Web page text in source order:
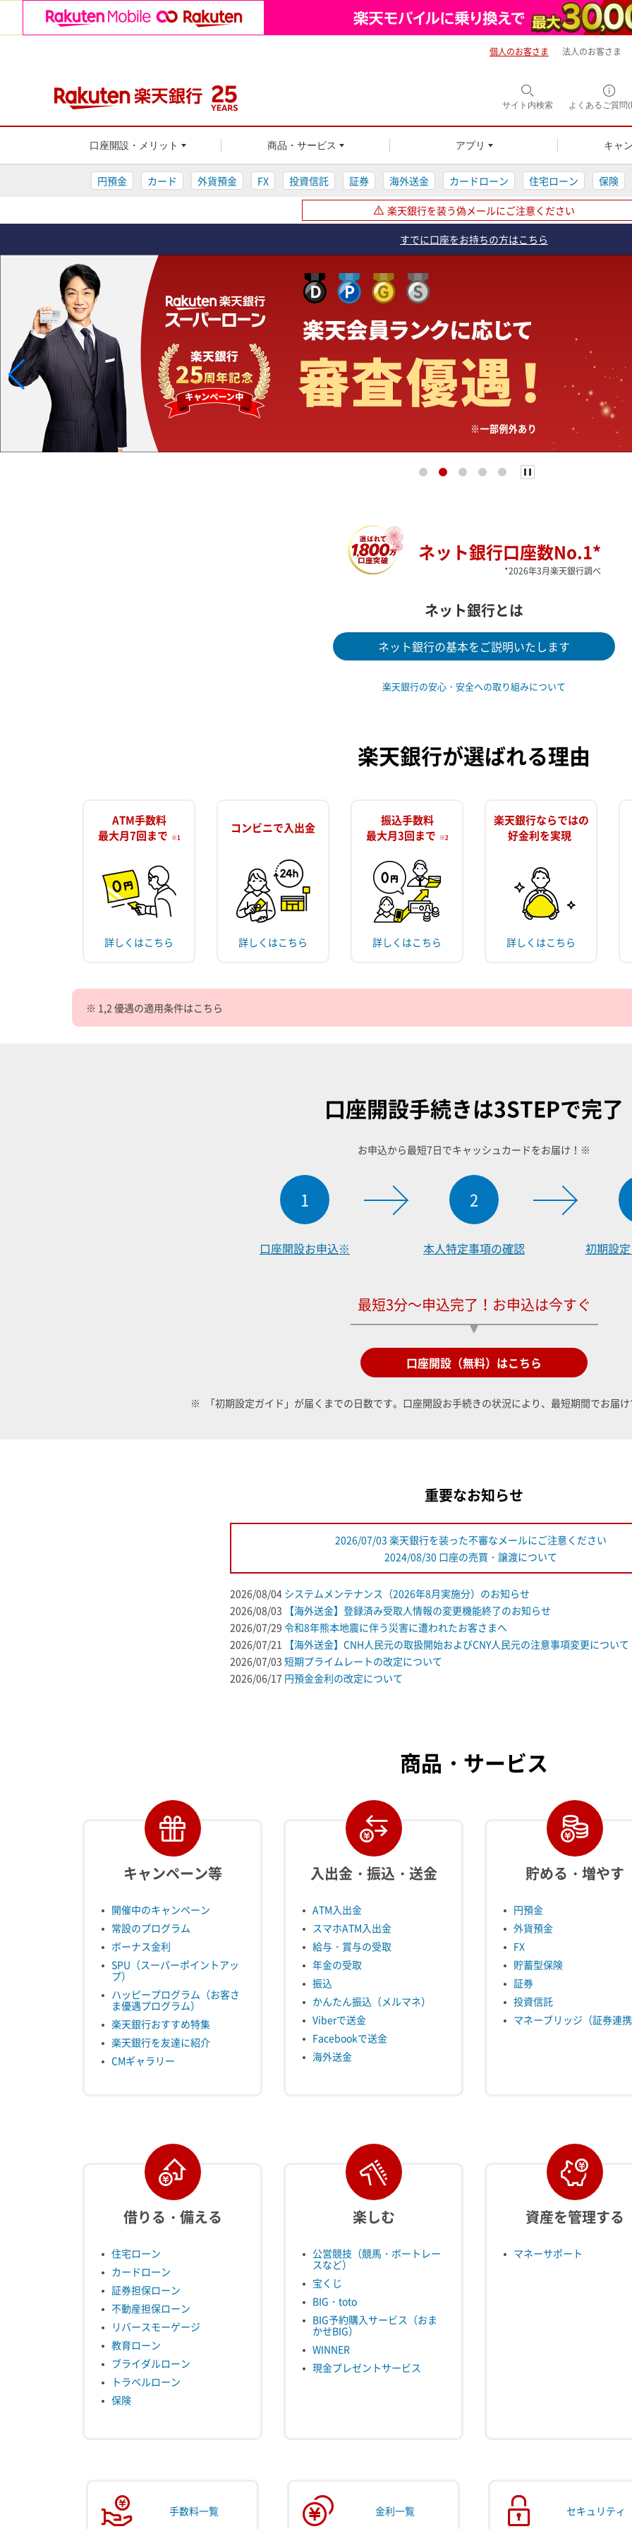
楽天銀行
個人のお客さま 法人のお客さま
サイト内検索 よくあるご質問
口座開設・メリット 商品・サービス アプリ キャ
円預金 カード 外貨預金 FX 投資信託 証券 海外送金 カードローン 住宅ローン 保険
楽天銀行を装う偽メールにご注意ください
すでに口座をお持ちの方はこちら
ネット銀行口座数No.1*
*2026年3月楽天銀行調べ
ネット銀行とは
ネット銀行の基本をご説明いたします
楽天銀行の安心・安全への取り組みについて
楽天銀行が選ばれる理由
ATM手数料
最大月7回まで ※1
詳しくはこちら
コンビニで入出金
詳しくはこちら
振込手数料
最大月3回まで ※2
詳しくはこちら
楽天銀行ならではの
好金利を実現
詳しくはこちら
※ 1,2 優遇の適用条件はこちら
口座開設手続きは3STEPで完了
お申込から最短7日でキャッシュカードをお届け！※
1
口座開設お申込※
2
本人特定事項の確認 初期設
最短3分～申込完了！お申込は今すぐ
口座開設（無料）はこちら
「初期設定ガイド」が届くまでの日数です。口座開設お手続きの状況により、最短期間でお届
重要なお知らせ
2026/07/03 楽天銀行を装った不審なメールにご注意ください
2024/08/30 口座の売買・譲渡について
2026/08/04 システムメンテナンス（2026年8月実施分）のお知らせ
2026/08/03
【海外送金】登録済み受取人情報の変更機能終了のお知らせ
2026/07/29 令和8年熊本地震に伴う災害に遭われたお客さまへ
2026/07/21
【海外送金】CNH人民元の取扱開始およびCNY人民元の注意事項変更について
2026/07/03 短期プライムレートの改定について
2026/06/17 円預金金利の改定について
商品・サービス
キャンペーン等
開催中のキャンペーン
常設のプログラム
ボーナス金利
SPU（スーパーポイントアッ
プ）
ハッピープログラム（お客さ
ま優遇プログラム）
楽天銀行おすすめ特集
楽天銀行を友達に紹介
CMギャラリー
入出金・振込・送金
ATM入出金
スマホATM入出金
給与・賞与の受取
年金の受取
振込
かんたん振込（メルマネ）
Viberで送金
Facebookで送金
海外送金
貯める・増やす
円預金
外貨預金
FX
貯蓄型保険
証券
投資信託
マネーブリッジ（証券連
借りる・備える
住宅ローン
カードローン
証券担保ローン
不動産担保ローン
リバースモーゲージ
教育ローン
ブライダルローン
トラベルローン
保険
楽しむ
公営競技（競馬・ボートレー
スなど）
宝くじ
BIG・toto
BIG予約購入サービス（おま
かせBIG）
WINNER
現金プレゼントサービス
資産を管理する
マネーサポート
手数料一覧 金利一覧 セキュリティ